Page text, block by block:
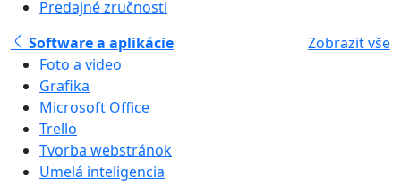
Predajné zručnosti
Software a aplikácie
Zobrazit vše
Foto a video
Grafika
Microsoft Office
Trello
Tvorba webstránok
Umelá inteligencia